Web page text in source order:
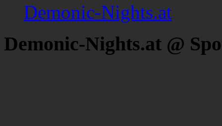
Demonic-Nights.at
Demonic-Nights.at @